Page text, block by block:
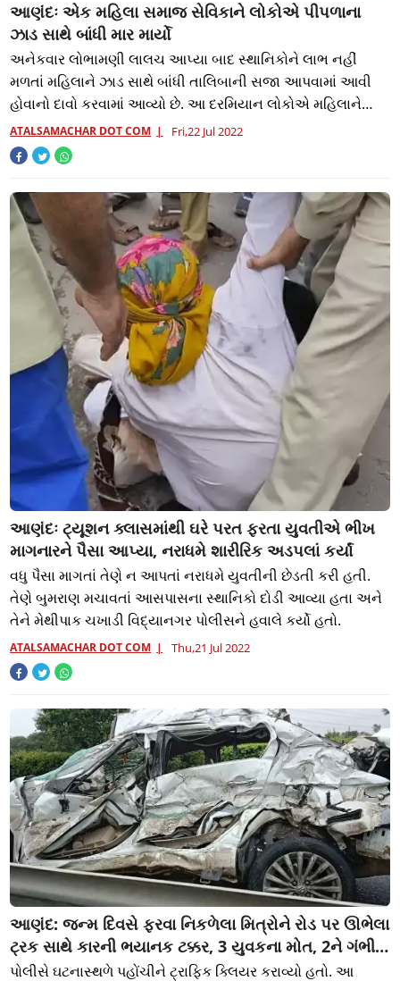
આણંદઃ એક મહિલા સમાજ સેવિકાને લોકોએ પીપળાના
ઝાડ સાથે બાંધી માર માર્યો
અનેકવાર લોભામણી લાલચ આપ્યા બાદ સ્થાનિકોને લાભ નહીં
મળતાં મહિલાને ઝાડ સાથે બાંધી તાલિબાની સજા આપવામાં આવી
હોવાનો દાવો કરવામાં આવ્યો છે. આ દરમિયાન લોકોએ મહિલાને
અપશબ્દો પણ કહ્યા હતા.
ATALSAMACHAR DOT COM Fri,22 Jul 2022
આણંદઃ ટ્યૂશન ક્લાસમાંથી ઘરે પરત ફરતા યુવતીએ ભીખ
માગનારને પૈસા આપ્યા, નરાધમે શારીરિક અડપલાં કર્યાં
વધુ પૈસા માગતાં તેણે ન આપતાં નરાધમે યુવતીની છેડતી કરી હતી.
તેણે બુમરાણ મચાવતાં આસપાસના સ્થાનિકો દોડી આવ્યા હતા અને
તેને મેથીપાક ચખાડી વિદ્યાનગર પોલીસને હવાલે કર્યો હતો.
ATALSAMACHAR DOT COM Thu,21 Jul 2022
આણંદ: જન્મ દિવસે ફરવા નિકળેલા મિત્રોને રોડ પર ઊભેલા
ટ્રક સાથે કારની ભયાનક ટક્કર, 3 યુવકના મોત, 2ને ગંભીર
ઇજાઓ
પોલીસે ઘટનાસ્થળે પહોંચીને ટ્રાફિક ક્લિયર કરાવ્યો હતો. આ